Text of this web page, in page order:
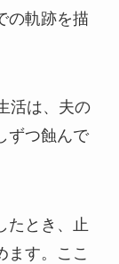
の軌跡を描
活は、夫の
ずつ蝕んで
たとき、止
ます。ここ